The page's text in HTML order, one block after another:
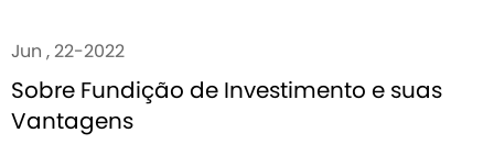
Jun , 22-2022
Sobre Fundição de Investimento e suas
Vantagens